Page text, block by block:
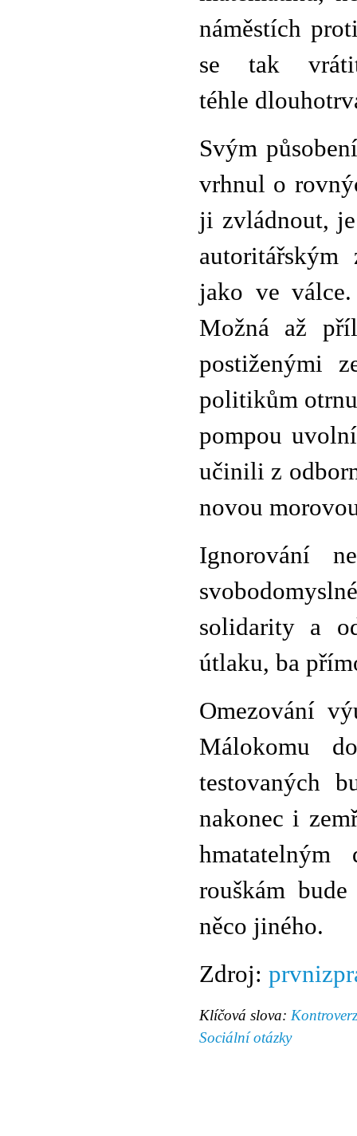
náměstích
se tak
téhle
Svým
vrhnul o
ji zvládnout,
jako ve
Možná až
postiženými
politikům
pompou
učinili z
novou
Ignorování
solidarity a
útlaku, ba
Omezování
Málokomu
testovaných
nakonec i
rouškám
něco jiného.
Zdroj:
Klíčová slova:
Sociální otázky